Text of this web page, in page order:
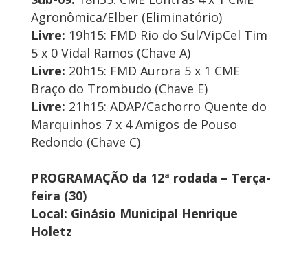
Agronômica/Elber (Eliminatório)
Livre: 19h15: FMD Rio do Sul/VipCel Tim
5 x 0 Vidal Ramos (Chave A)
Livre: 20h15: FMD Aurora 5 x 1 CME
Braço do Trombudo (Chave E)
Livre: 21h15: ADAP/Cachorro Quente do
Marquinhos 7 x 4 Amigos de Pouso
Redondo (Chave C)
PROGRAMAÇÃO da 12ª rodada – Terça-
feira (30)
Local: Ginásio Municipal Henrique
Holetz